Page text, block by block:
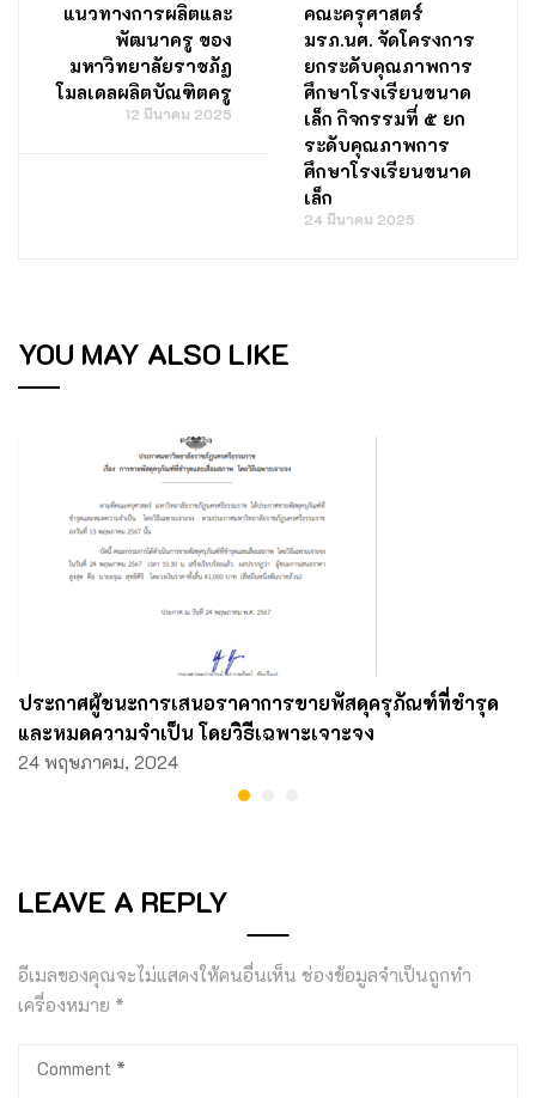
แนวทางการผลิตและ
พัฒนาครู ของ
มหาวิทยาลัยราชภัฏ
โมลเดลผลิตบัณฑิตครู
12 มีนาคม 2025
คณะครุศาสตร์
มรภ.นศ. จัดโครงการ
ยกระดับคุณภาพการ
ศึกษาโรงเรียนขนาด
เล็ก กิจกรรมที่ ๕ ยก
ระดับคุณภาพการ
ศึกษาโรงเรียนขนาด
เล็ก
24 มีนาคม 2025
YOU MAY ALSO LIKE
ประกาศผู้ชนะการเสนอราคาการขายพัสดุครุภัณฑ์ที่ชํารุด
และหมดความจําเป็น โดยวิธีเฉพาะเจาะจง
24 พฤษภาคม, 2024
LEAVE A REPLY
อีเมลของคุณจะไม่แสดงให้คนอื่นเห็น ช่องข้อมูลจำเป็นถูกทำ
เครื่องหมาย *